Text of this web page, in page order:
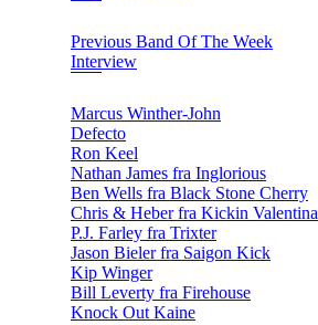
Previous Band Of The Week
Interview
Marcus Winther-John
Defecto
Ron Keel
Nathan James fra Inglorious
Ben Wells fra Black Stone Cherry
Chris & Heber fra Kickin Valentina
P.J. Farley fra Trixter
Jason Bieler fra Saigon Kick
Kip Winger
Bill Leverty fra Firehouse
Knock Out Kaine